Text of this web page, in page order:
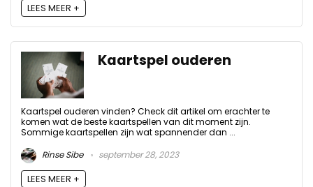
LEES MEER +
Kaartspel ouderen
Kaartspel ouderen vinden? Check dit artikel om erachter te
komen wat de beste kaartspellen van dit moment zijn.
Sommige kaartspellen zijn wat spannender dan ...
Rinse Sibe
september 28, 2023
LEES MEER +